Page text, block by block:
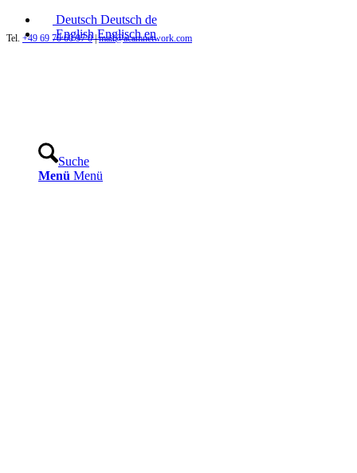
Deutsch Deutsch de
English Englisch en
Tel. +49 69 70 60 97 0|mail@acamnetwork.com
Suche
Menü Menü